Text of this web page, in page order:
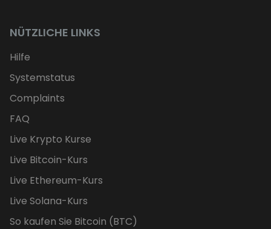
NÜTZLICHE LINKS
Hilfe
Systemstatus
Complaints
FAQ
Live Krypto Kurse
Live Bitcoin-Kurs
Live Ethereum-Kurs
Live Solana-Kurs
So kaufen Sie Bitcoin (BTC)